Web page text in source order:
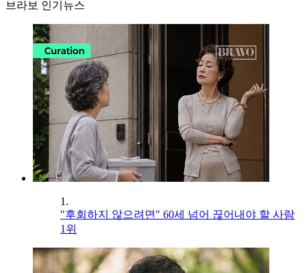
브라보 인기뉴스
1.
"후회하지 않으려면" 60세 넘어 끊어내야 할 사람
1위